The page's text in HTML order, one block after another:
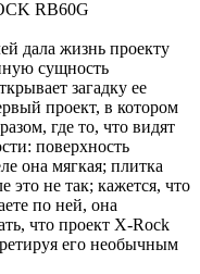
дала жизнь проекту
сущность
загадку ее
проект, в котором
где то, что видят
поверхность
она мягкая; плитка
это не так; кажется, что
по ней, она
что проект X-Rock
его необычным